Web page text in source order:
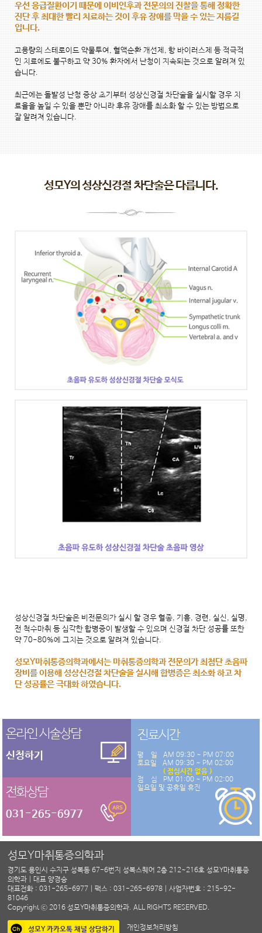
우선 응급질환이기 때문에 이비인후과 전문의의 진찰을 통해 정확한
진단 후 최대한 빨리 치료하는 것이 후유 장애를 막을 수 있는 지름길
입니다.
고용량의 스테로이드 약물투여, 혈액순환 개선제, 항 바이러스제 등 적극적
인 치료에도 불구하고 약 30% 환자에서 난청이 지속되는 것으로 알려져 있
습니다.
최근에는 돌발성 난청 증상 초기부터 성상신경절 차단술을 실시할 경우 치
료율을 높일 수 있을 뿐만 아니라 후유 장애를 최소화 할 수 있는 방법으로
잘 알려져 있습니다.
성모Y의 성상신경절 차단술은 다릅니다.
성상신경절 차단술은 비전문의가 실시 할 경우 혈종, 기흉, 경련, 실신, 실명,
전 척수마취 등 심각한 합병증이 발생할 수 있으며 신경절 차단 성공률 또한
약 70-80%에 그치는 것으로 알려져 있습니다.
성모Y마취통증의학과에서는 마취통증의학과 전문의가 최첨단 초음파
장비를 이용해 성상신경절 차단술을 실시해 합병증은 최소화 하고 차
단 성공률은 극대화 하였습니다.
온라인 시술상담
신청하기
전화상담
031-265-6977
진료시간
평 일
AM 09:30 ~ PM 07:00
토요일
AM 09:30 ~ PM 02:00
( 점심시간 없음 )
점 심
PM 01:00 ~ PM 02:00
일요일 및 공휴일 휴진
성모Y마취통증의학과
경기도 용인시 수지구 성복동 67-6번지 성복스퀘어 2층 212~216호 성모Y마취통증
의학과 | 대표 양경승
대표전화 : 031-265-6977 | 팩스 : 031-265-6978 | 사업자번호 : 215-92-
81046
Copyright ⓒ 2016 성모Y마취통증의학과. ALL RIGHTS RESERVED.
성모Y 카카오톡 채널 상담하기 개인정보처리방침